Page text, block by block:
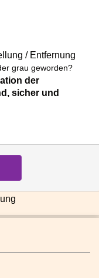
/ Entfernung
grau geworden?
der
sicher und